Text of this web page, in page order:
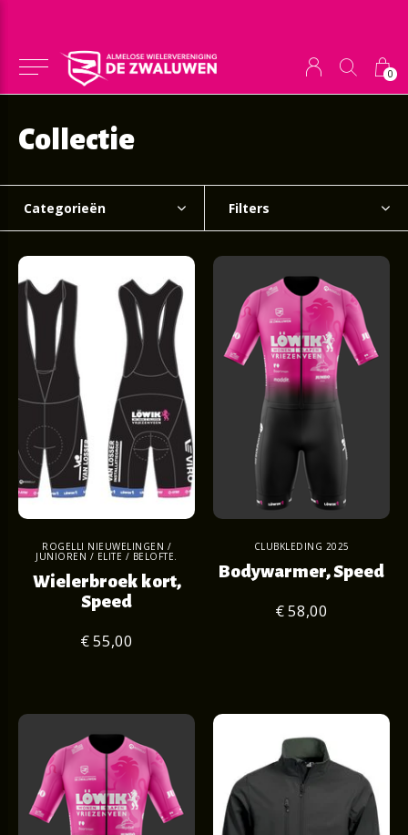
0
Collectie
Categorieën Filters
ROGELLI NIEUWELINGEN /
JUNIOREN / ELITE / BELOFTE.
Wielerbroek kort,
Speed
€ 55,00
CLUBKLEDING 2025
Bodywarmer, Speed
€ 58,00